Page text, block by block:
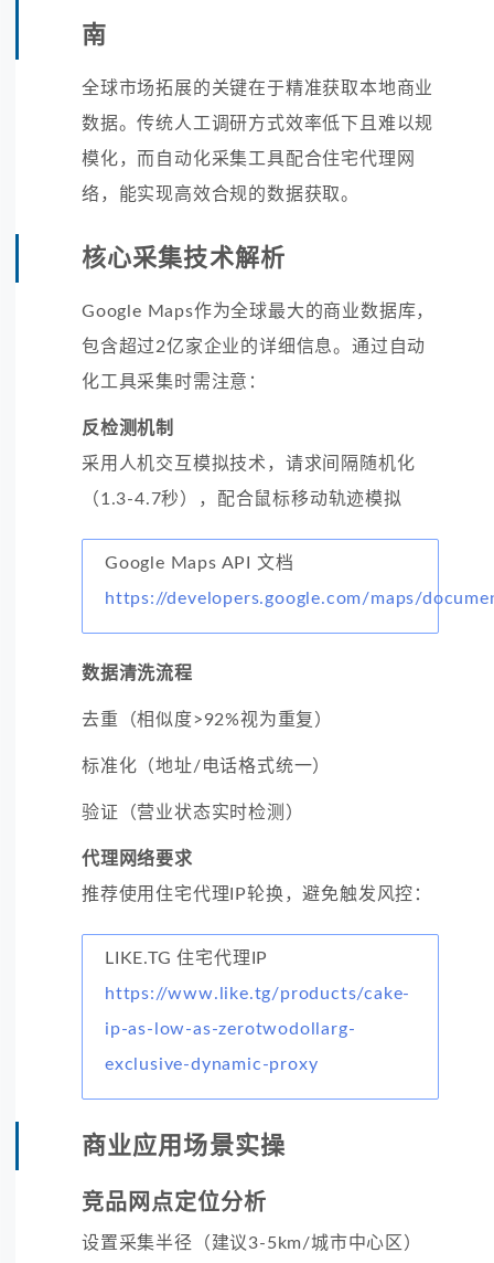
南
全球市场拓展的关键在于精准获取本地商业
数据。传统人工调研方式效率低下且难以规
模化，而自动化采集工具配合住宅代理网
络，能实现高效合规的数据获取。
核心采集技术解析
Google Maps作为全球最大的商业数据库，
包含超过2亿家企业的详细信息。通过自动
化工具采集时需注意：
反检测机制
采用人机交互模拟技术，请求间隔随机化
（1.3-4.7秒），配合鼠标移动轨迹模拟
Google Maps API 文档
https://developers.google.com/maps/
数据清洗流程
去重（相似度>92%视为重复）
标准化（地址/电话格式统一）
验证（营业状态实时检测）
代理网络要求
推荐使用住宅代理IP轮换，避免触发风控：
LIKE.TG 住宅代理IP
https://www.like.tg/products/cake-
ip-as-low-as-zerotwodollarg-
exclusive-dynamic-proxy
商业应用场景实操
竞品网点定位分析
设置采集半径（建议3-5km/城市中心区）